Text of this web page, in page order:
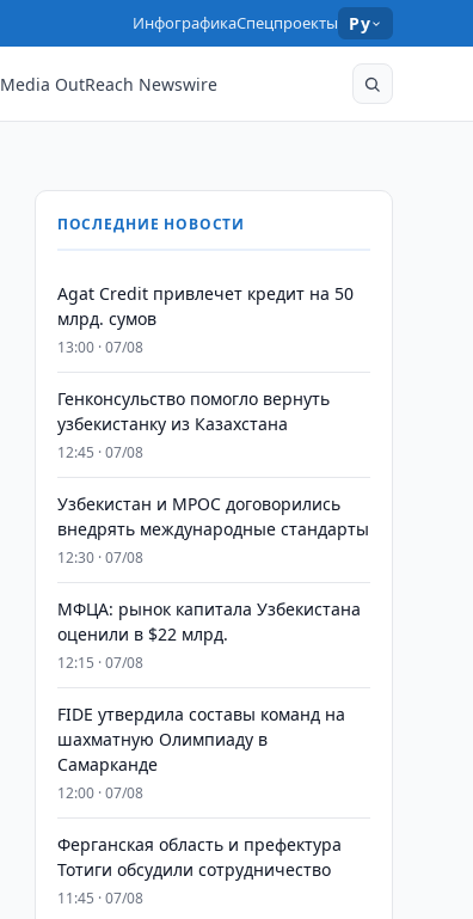
ИнфографикаСпецпроекты Ру
Media OutReach Newswire
ПОСЛЕДНИЕ НОВОСТИ
Agat Credit привлечет кредит на 50
млрд. сумов
13:00 · 07/08
Генконсульство помогло вернуть
узбекистанку из Казахстана
12:45 · 07/08
Узбекистан и MPOC договорились
внедрять международные стандарты
12:30 · 07/08
МФЦА: рынок капитала Узбекистана
оценили в $22 млрд.
12:15 · 07/08
FIDE утвердила составы команд на
шахматную Олимпиаду в
Самарканде
12:00 · 07/08
Ферганская область и префектура
Тотиги обсудили сотрудничество
11:45 · 07/08